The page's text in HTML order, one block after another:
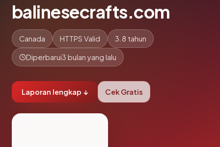
balinesecrafts.com
Canada HTTPS Valid 3.8 tahun
Diperbarui3 bulan yang lalu
Laporan lengkap ↓ Cek Gratis